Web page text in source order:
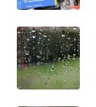
ID
MARTABAT
NET